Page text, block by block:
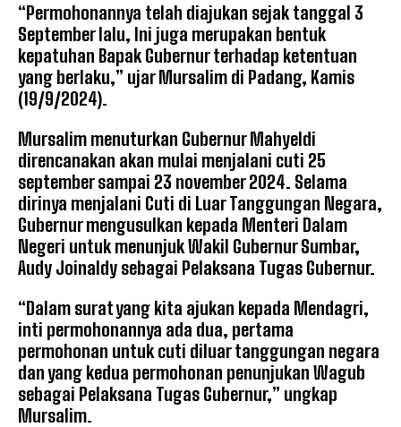
“Permohonannya telah diajukan sejak tanggal 3
September lalu, Ini juga merupakan bentuk
kepatuhan Bapak Gubernur terhadap ketentuan
yang berlaku,” ujar Mursalim di Padang, Kamis
(19/9/2024).
Mursalim menuturkan Gubernur Mahyeldi
direncanakan akan mulai menjalani cuti 25
september sampai 23 november 2024. Selama
dirinya menjalani Cuti di Luar Tanggungan Negara,
Gubernur mengusulkan kepada Menteri Dalam
Negeri untuk menunjuk Wakil Gubernur Sumbar,
Audy Joinaldy sebagai Pelaksana Tugas Gubernur.
“Dalam surat yang kita ajukan kepada Mendagri,
inti permohonannya ada dua, pertama
permohonan untuk cuti diluar tanggungan negara
dan yang kedua permohonan penunjukan Wagub
sebagai Pelaksana Tugas Gubernur,” ungkap
Mursalim.